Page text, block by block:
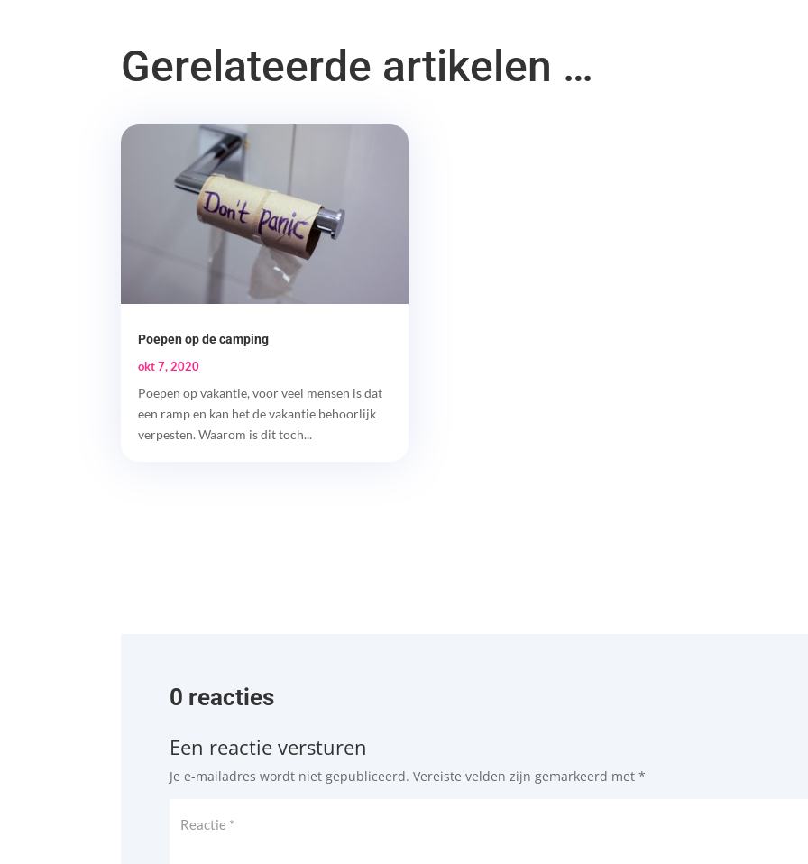
Gerelateerde artikelen …
Poepen op de camping
okt 7, 2020
Poepen op vakantie, voor veel mensen is dat
een ramp en kan het de vakantie behoorlijk
verpesten. Waarom is dit toch...
0 reacties
Een reactie versturen
Je e-mailadres wordt niet gepubliceerd. Vereiste velden zijn gemarkeerd met*